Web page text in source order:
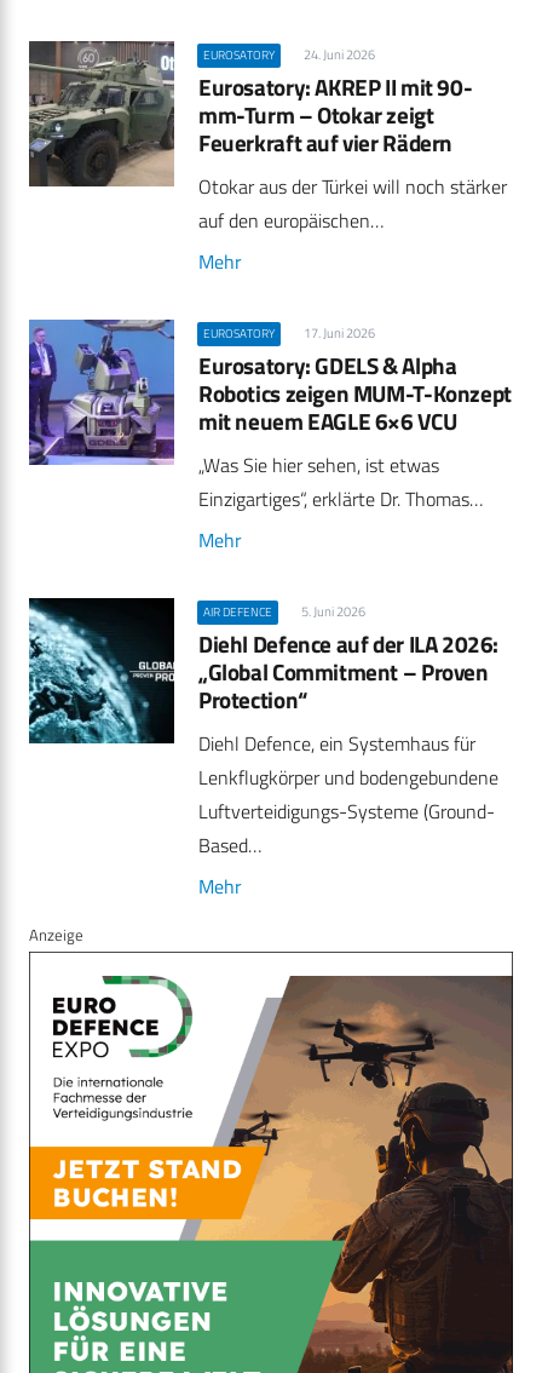
EUROSATORY 24. Juni 2026
Eurosatory: AKREP II mit 90-
mm-Turm – Otokar zeigt
Feuerkraft auf vier Rädern
Otokar aus der Türkei will noch stärker
auf den europäischen…
Mehr
EUROSATORY 17. Juni 2026
Eurosatory: GDELS & Alpha
Robotics zeigen MUM-T-Konzept
mit neuem EAGLE 6×6 VCU
„Was Sie hier sehen, ist etwas
Einzigartiges“, erklärte Dr. Thomas…
Mehr
AIR DEFENCE 5. Juni 2026
Diehl Defence auf der ILA 2026:
„Global Commitment – Proven
Protection“
Diehl Defence, ein Systemhaus für
Lenkflugkörper und bodengebundene
Luftverteidigungs-Systeme (Ground-
Based…
Mehr
Anzeige